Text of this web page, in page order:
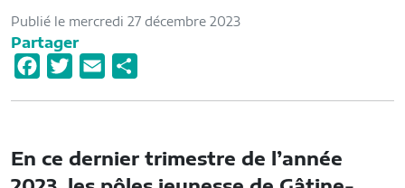
Publié le mercredi 27 décembre 2023
Partager
b
t
l
En ce dernier trimestre de l’année